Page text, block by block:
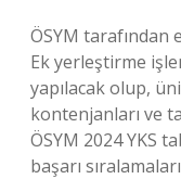
ÖSYM tarafından
Ek yerleştirme
yapılacak olup,
kontenjanları ve
ÖSYM 2024 YKS
başarı